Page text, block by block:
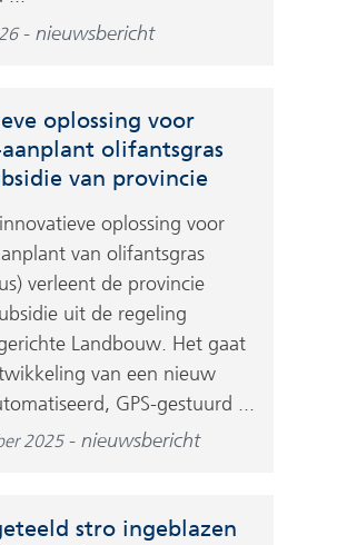
nieuwsbericht
oplossing voor
olifantsgras
van provincie
oplossing voor
van olifantsgras
verleent de provincie
uit de regeling
Landbouw. Het gaat
van een nieuw
GPS-gestuurd ...
2025 nieuwsbericht
stro ingeblazen